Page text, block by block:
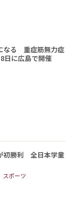
なる 重症筋無力症
日に広島で開催
初勝利 全日本学童
スポーツ